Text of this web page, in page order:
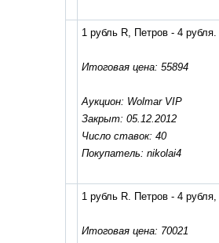
1 рубль R, Петров - 4 рубля.
Итоговая цена: 55894
Аукцион: Wolmar VIP
Закрыт: 05.12.2012
Число ставок: 40
Покупатель: nikolai4
1 рубль R. Петров - 4 рубля,
Итоговая цена: 70021